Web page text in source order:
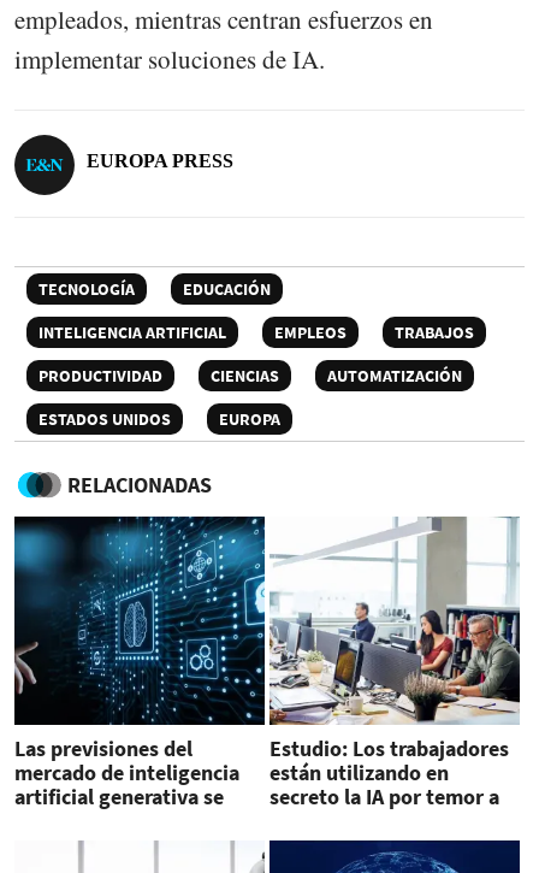
empleados, mientras centran esfuerzos en
implementar soluciones de IA.
EUROPA PRESS
TECNOLOGÍA
EDUCACIÓN
INTELIGENCIA ARTIFICIAL
EMPLEOS
TRABAJOS
PRODUCTIVIDAD
CIENCIAS
AUTOMATIZACIÓN
ESTADOS UNIDOS
EUROPA
RELACIONADAS
Las previsiones del
mercado de inteligencia
artificial generativa se
Estudio: Los trabajadores
están utilizando en
secreto la IA por temor a